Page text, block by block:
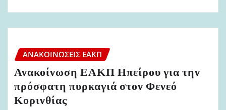
ΑΝΑΚΟΙΝΏΣΕΙΣ ΕΑΚΠ
Ανακοίνωση ΕΑΚΠ Ηπείρου για την
πρόσφατη πυρκαγιά στον Φενεό
Κορινθίας